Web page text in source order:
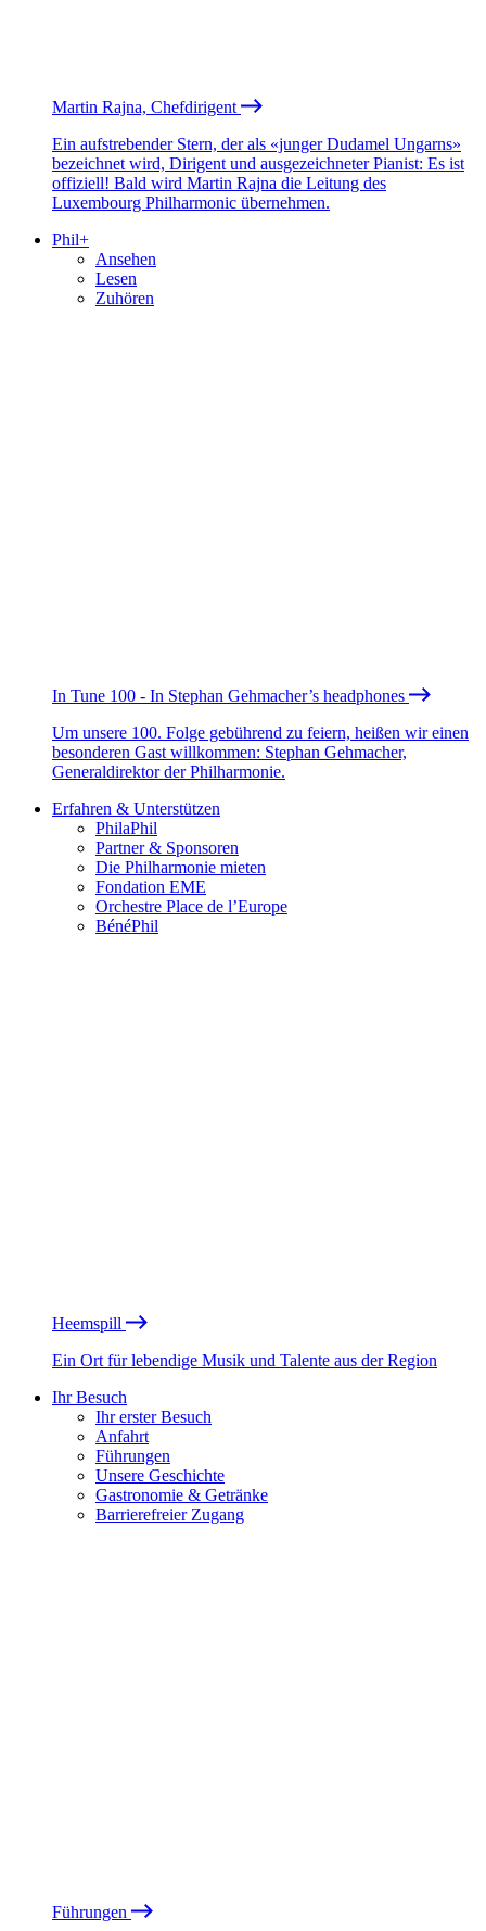
Martin Rajna, Chefdirigent
Ein aufstrebender Stern, der als «junger Dudamel Ungarns»
bezeichnet wird, Dirigent und ausgezeichneter Pianist: Es ist
offiziell! Bald wird Martin Rajna die Leitung des
Luxembourg Philharmonic übernehmen.
Phil+
Ansehen
Lesen
Zuhören
In Tune 100 - In Stephan Gehmacher’s headphones
Um unsere 100. Folge gebührend zu feiern, heißen wir einen
besonderen Gast willkommen: Stephan Gehmacher,
Generaldirektor der Philharmonie.
Erfahren & Unterstützen
PhilaPhil
Partner & Sponsoren
Die Philharmonie mieten
Fondation EME
Orchestre Place de l’Europe
BénéPhil
Heemspill
Ein Ort für lebendige Musik und Talente aus der Region
Ihr Besuch
Ihr erster Besuch
Anfahrt
Führungen
Unsere Geschichte
Gastronomie & Getränke
Barrierefreier Zugang
Führungen